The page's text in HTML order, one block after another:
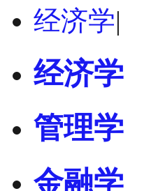
经济学|
经济学
管理学
金融学